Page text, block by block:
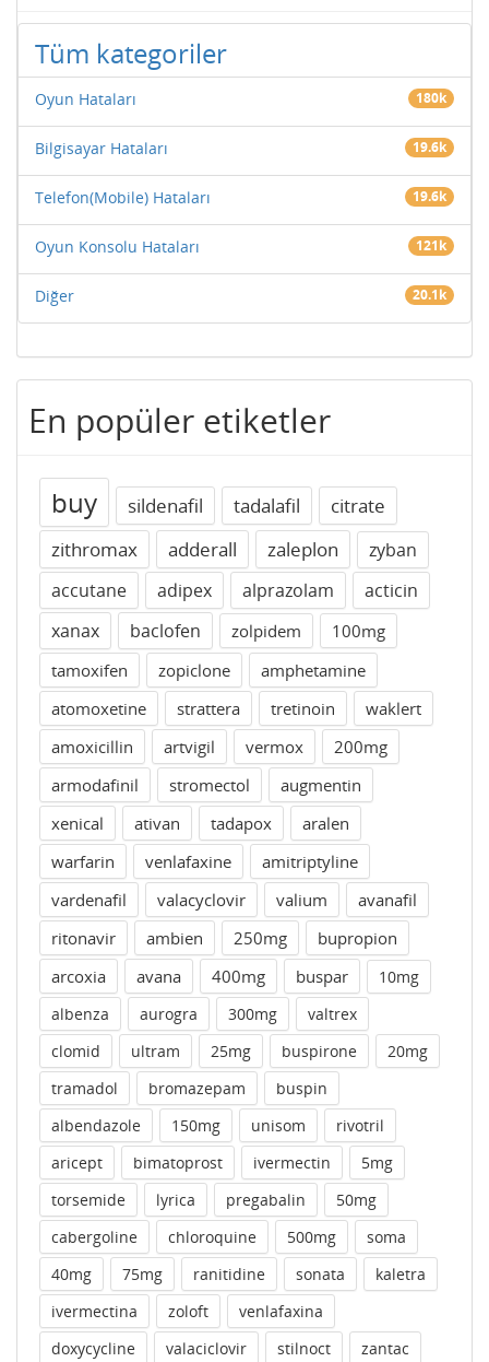
Tüm kategoriler
Oyun Hataları 180k
Bilgisayar Hataları 19.6k
Telefon(Mobile) Hataları 19.6k
Oyun Konsolu Hataları 121k
Diğer 20.1k
En popüler etiketler
buy sildenafil tadalafil
citrate
zithromax
adderall zaleplon
zyban
accutane
adipex alprazolam
acticin
xanax
baclofen zolpidem
100mg
tamoxifen
zopiclone
amphetamine
atomoxetine
strattera tretinoin
waklert
amoxicillin
artvigil vermox
200mg
armodafinil
stromectol
augmentin
xenical
ativan tadapox
aralen
warfarin
venlafaxine
amitriptyline
vardenafil
valacyclovir valium
avanafil
ritonavir
ambien 250mg
bupropion
arcoxia
avana 400mg buspar
10mg
albenza
aurogra 300mg
valtrex
clomid
ultram 25mg buspirone
20mg
tramadol
bromazepam
buspin
albendazole
150mg unisom
rivotril
aricept
bimatoprost ivermectin
5mg
torsemide
lyrica pregabalin
50mg
cabergoline
chloroquine 500mg
soma
40mg
75mg ranitidine sonata
kaletra
ivermectina
zoloft
venlafaxina
doxycycline
valaciclovir stilnoct zantac